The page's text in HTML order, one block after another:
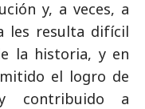
y, a veces, a
les resulta difícil
la historia, y en
el logro de
contribuido a